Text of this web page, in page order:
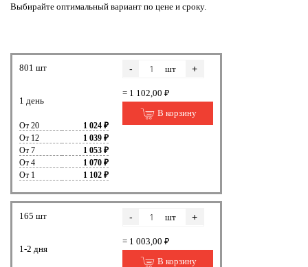
Выбирайте оптимальный вариант по цене и сроку.
801 шт
1 день
От 20
1 024 ₽
От 12
1 039 ₽
От 7
1 053 ₽
От 4
1 070 ₽
От 1
1 102 ₽
- шт +
= 1 102,00 ₽
В корзину
165 шт
1-2 дня
- шт +
= 1 003,00 ₽
В корзину